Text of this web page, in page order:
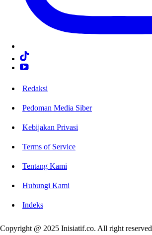
Redaksi
Pedoman Media Siber
Kebijakan Privasi
Terms of Service
Tentang Kami
Hubungi Kami
Indeks
Copyright @ 2025 Inisiatif.co. All right reserved